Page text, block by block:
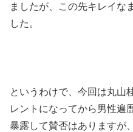
ましたが、この先キレイな
した。
というわけで、今回は丸山
レントになってから男性遍
暴露して賛否はありますが